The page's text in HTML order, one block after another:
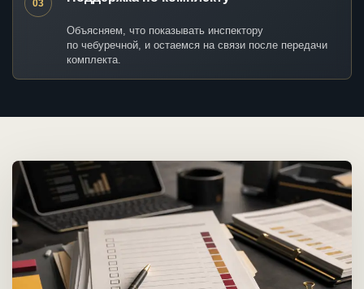
03
Объясняем, что показывать инспектору
по чебуречной, и остаемся на связи после передачи
комплекта.